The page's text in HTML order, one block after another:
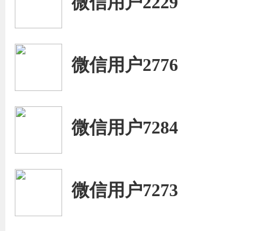
微信用户2776
微信用户7284
微信用户7273